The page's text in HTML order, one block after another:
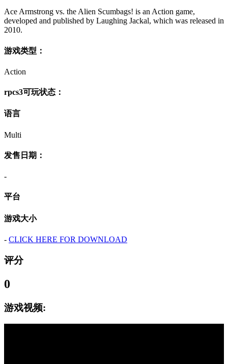
Ace Armstrong vs. the Alien Scumbags! is an Action game,
developed and published by Laughing Jackal, which was released in
2010.
游戏类型：
Action
rpcs3可玩状态：
语言
Multi
发售日期：
-
平台
游戏大小
- CLICK HERE FOR DOWNLOAD
评分
0
游戏视频: